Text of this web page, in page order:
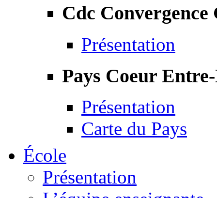
Cdc Convergence
Présentation
Pays Coeur
Présentation
Carte du Pays
École
Présentation